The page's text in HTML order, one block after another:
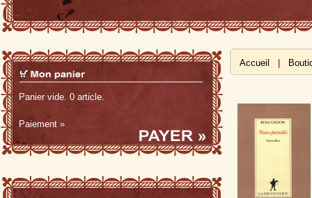
Panier vide. 0 article.
Paiement »
Accueil